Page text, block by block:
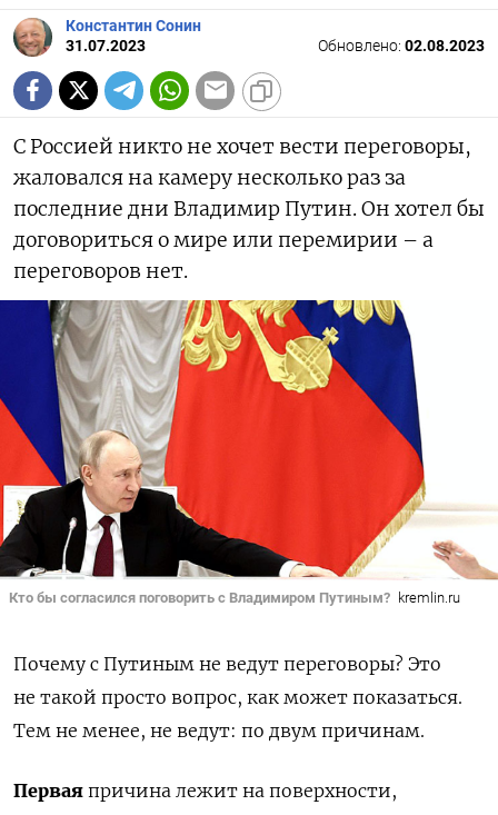
Константин Сонин
31.07.2023
Обновлено: 02.08.2023
С Россией никто не хочет вести переговоры,
жаловался на камеру несколько раз за
последние дни Владимир Путин. Он хотел бы
договориться о мире или перемирии – а
переговоров нет.
Кто бы согласился поговорить с Владимиром Путиным? kremlin.ru
Почему с Путиным не ведут переговоры? Это
не такой просто вопрос, как может показаться.
Тем не менее, не ведут: по двум причинам.
Первая причина лежит на поверхности,